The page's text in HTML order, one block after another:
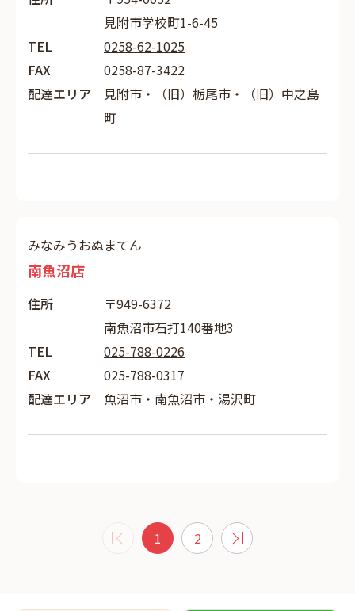
見附市学校町1-6-45
TEL
0258-62-1025
FAX
0258-87-3422
配達エリア
見附市・（旧）栃尾市・（旧）中之島
町
みなみうおぬまてん
南魚沼店
住所
〒949-6372
南魚沼市石打140番地3
TEL
025-788-0226
FAX
025-788-0317
配達エリア
魚沼市・南魚沼市・湯沢町
1 2